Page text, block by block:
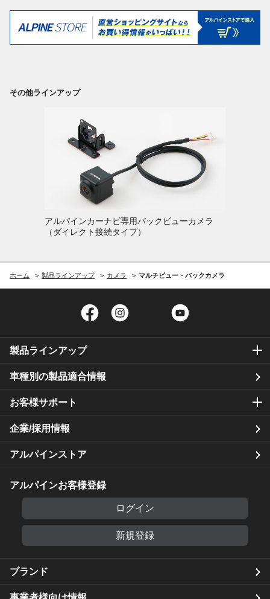
その他ラインアップ
アルパインカーナビ専用バックビューカメラ
（ダイレクト接続タイプ）
ホーム 製品ラインアップ カメラ マルチビュー・バックカメラ
Facebook Twitter
製品ラインアップ
車種別の製品適合情報
お客様サポート
企業/採用情報
アルパインストア
アルパインお客様登録
ログイン
新規登録
ブランド